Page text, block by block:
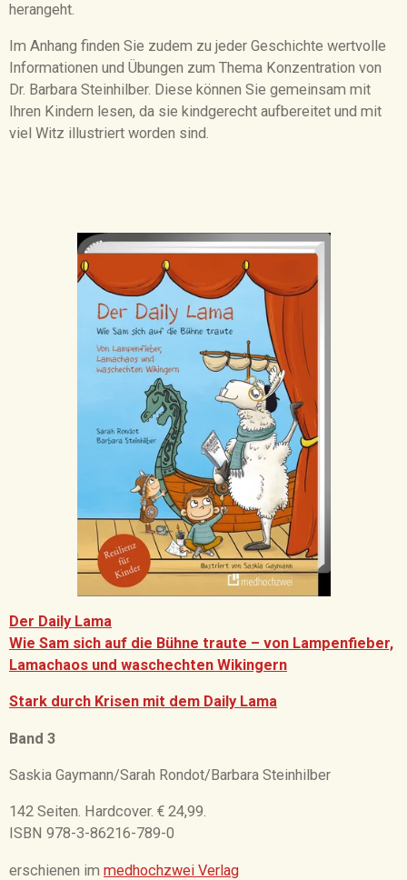
herangeht.
Im Anhang finden Sie zudem zu jeder Geschichte wertvolle
Informationen und Übungen zum Thema Konzentration von
Dr. Barbara Steinhilber. Diese können Sie gemeinsam mit
Ihren Kindern lesen, da sie kindgerecht aufbereitet und mit
viel Witz illustriert worden sind.
Der Daily Lama
Wie Sam sich auf die Bühne traute – von Lampenfieber,
Lamachaos und waschechten Wikingern
Stark durch Krisen mit dem Daily Lama
Band 3
Saskia Gaymann/Sarah Rondot/Barbara Steinhilber
142 Seiten. Hardcover. € 24,99.
ISBN 978-3-86216-789-0
erschienen im medhochzwei Verlag